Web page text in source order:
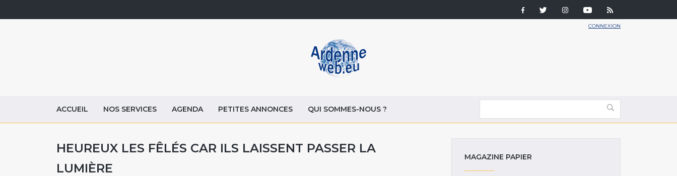
CONNEXION
ACCUEIL NOS SERVICES AGENDA PETITES ANNONCES QUI SOMMES-NOUS ?
HEUREUX LES FÊLÉS CAR ILS LAISSENT PASSER LA
LUMIÈRE
MAGAZINE PAPIER